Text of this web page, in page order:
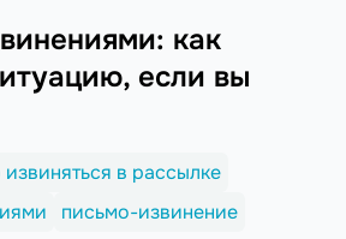
как
если вы
в рассылке
письмо-извинение